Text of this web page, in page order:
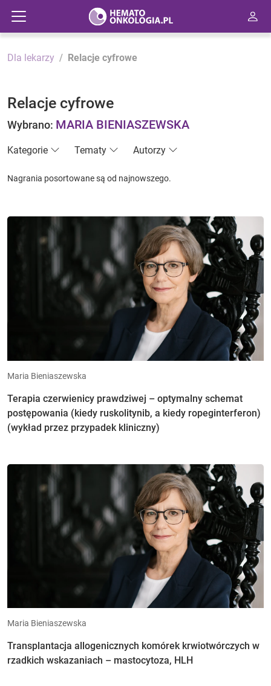
Dla lekarzy Relacje cyfrowe
Relacje cyfrowe
Wybrano: MARIA BIENIASZEWSKA
Kategorie Tematy Autorzy
Nagrania posortowane są od najnowszego.
Maria Bieniaszewska
Terapia czerwienicy prawdziwej – optymalny schemat
postępowania (kiedy ruskolitynib, a kiedy ropeginterferon)
(wykład przez przypadek kliniczny)
Maria Bieniaszewska
Transplantacja allogenicznych komórek krwiotwórczych w
rzadkich wskazaniach – mastocytoza, HLH